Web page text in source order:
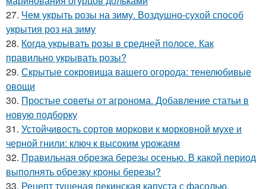
27. Чем укрыть розы на зиму. Воздушно-сухой способ
укрытия роз на зиму
28. Когда укрывать розы в средней полосе. Как
правильно укрывать розы?
29. Скрытые сокровища вашего огорода: тенелюбивые
овощи
30. Простые советы от агронома. Добавление статьи в
новую подборку
31. Устойчивость сортов моркови к морковной мухе и
черной гнили: ключ к высоким урожаям
32. Правильная обрезка березы осенью. В какой период
выполнять обрезку кроны березы?
33. Рецепт тушеная пекинская капуста с фасолью.